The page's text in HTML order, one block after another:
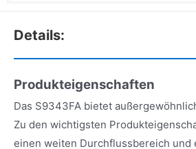
Details:
Produkteigenschaften
Das S9343FA bietet
Zu den wichtigsten
einen weiten Durchflussbereich